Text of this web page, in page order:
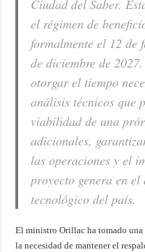
Ciudad del Saber.
el régimen de
formalmente el 12 de
de diciembre de
otorgar el tiempo
análisis técnicos que
viabilidad de una
adicionales,
las operaciones y el
proyecto genera en
tecnológico del país.
El ministro Orillac ha tomado
la necesidad de mantener el